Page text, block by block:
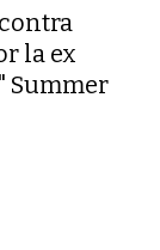
la ex
Summer